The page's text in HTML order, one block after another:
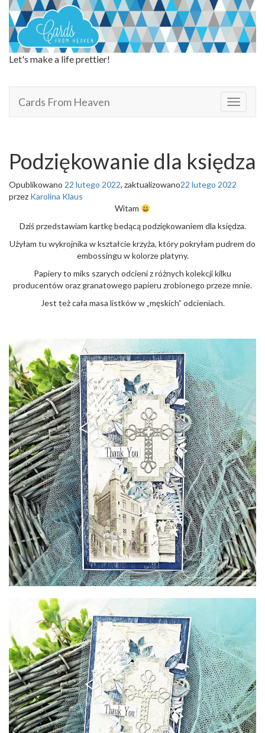
Let's make a life prettier!
T
o
e
a
g
t
Cards From Heaven
Podziękowanie dla księdza
Opublikowano 22 lutego 2022, zaktualizowano22 lutego 2022
przez Karolina Klaus
Witam
Dziś przedstawiam kartkę bedącą podziękowaniem dla księdza.
Użyłam tu wykrojnika w kształcie krzyża, który pokryłam pudrem do
embossingu w kolorze platyny.
Papiery to miks szarych odcieni z różnych kolekcji kilku
producentów oraz granatowego papieru zrobionego przeze mnie.
Jest też cała masa listków w „męskich” odcieniach.